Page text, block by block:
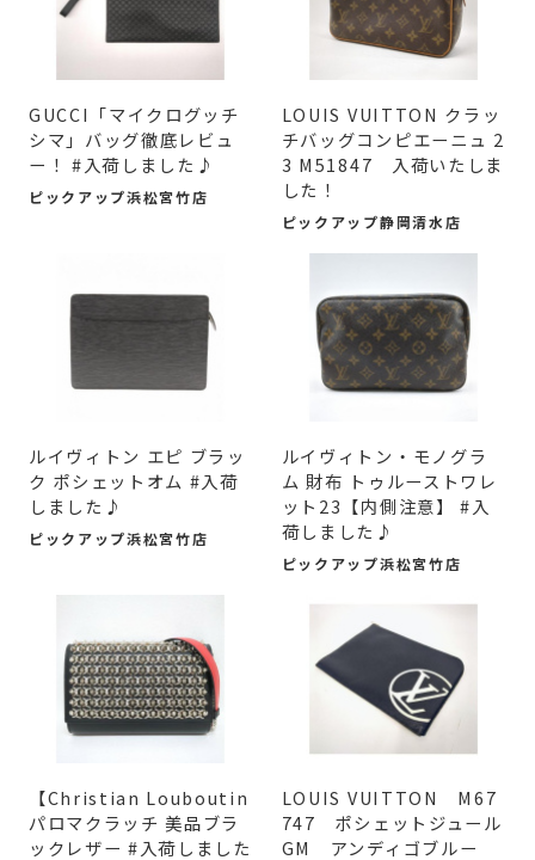
GUCCI「マイクログッチ
シマ」バッグ徹底レビュ
ー！ #入荷しました♪
ピックアップ浜松宮竹店
LOUIS VUITTON クラッ
チバッグコンピエーニュ 2
3 M51847 入荷いたしま
した！
ピックアップ静岡清水店
ルイヴィトン エピ ブラッ
ク ポシェットオム #入荷
しました♪
ピックアップ浜松宮竹店
ルイヴィトン・モノグラ
ム 財布 トゥルーストワレ
ット23【内側注意】 #入
荷しました♪
ピックアップ浜松宮竹店
【Christian Louboutin
パロマクラッチ 美品ブラ
ックレザー #入荷しました
LOUIS VUITTON M67
747 ポシェットジュール
GM アンディゴブルー